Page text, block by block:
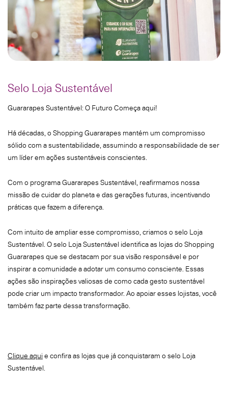
Selo Loja Sustentável
Guararapes Sustentável: O Futuro Começa aqui!
Há décadas, o Shopping Guararapes mantém um compromisso
sólido com a sustentabilidade, assumindo a responsabilidade de ser
um líder em ações sustentáveis conscientes.
Com o programa Guararapes Sustentável, reafirmamos nossa
missão de cuidar do planeta e das gerações futuras, incentivando
práticas que fazem a diferença.
Com intuito de ampliar esse compromisso, criamos o selo Loja
Sustentável. O selo Loja Sustentável identifica as lojas do Shopping
Guararapes que se destacam por sua visão responsável e por
inspirar a comunidade a adotar um consumo consciente. Essas
ações são inspirações valiosas de como cada gesto sustentável
pode criar um impacto transformador. Ao apoiar esses lojistas, você
também faz parte dessa transformação.
Clique aqui e confira as lojas que já conquistaram o selo Loja
Sustentável.